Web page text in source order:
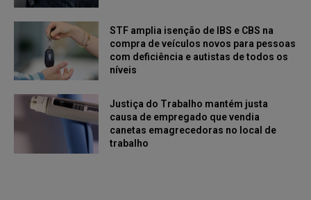
STF amplia isenção de IBS e CBS na
compra de veículos novos para pessoas
com deficiência e autistas de todos os
níveis
Justiça do Trabalho mantém justa
causa de empregado que vendia
canetas emagrecedoras no local de
trabalho